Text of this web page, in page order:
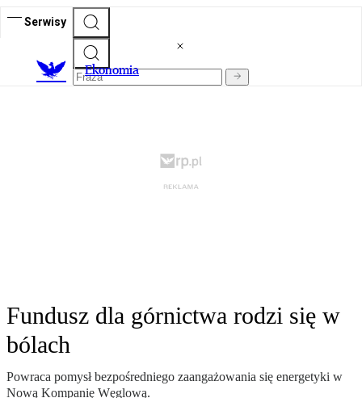
Serwisy
Ekonomia
Fundusz dla górnictwa rodzi się w
bólach
Powraca pomysł bezpośredniego zaangażowania się energetyki w
Nową Kompanię Węglową.